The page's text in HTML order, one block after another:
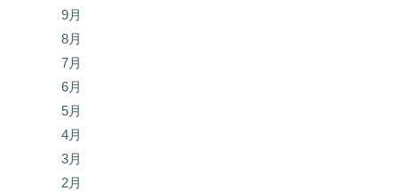
9月
8月
7月
6月
5月
4月
3月
2月